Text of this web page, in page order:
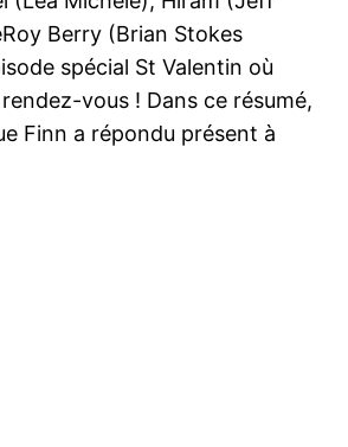
Berry (Brian Stokes
spécial St Valentin où
rendez-vous ! Dans ce résumé,
Finn a répondu présent à